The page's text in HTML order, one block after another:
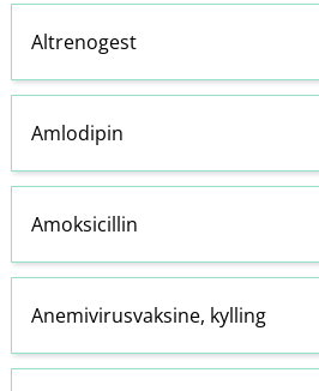
Altrenogest
Amlodipin
Amoksicillin
Anemivirusvaksine, kylling